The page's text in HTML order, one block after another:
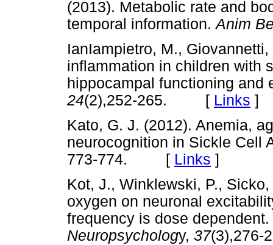
(2013). Metabolic rate and
temporal information.Anim
IanIampietro, M.,
inflammation in children with
hippocampal functioning and
24(2),252-265. [ Links ]
Kato, G. J. (2012). Anemia,
neurocognition in Sickle Cell
773-774. [ Links ]
Kot, J., Winklewski, P.,
oxygen on neuronal
frequency is dose dependent.
Neuropsychology, 37